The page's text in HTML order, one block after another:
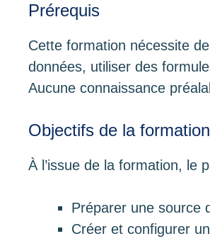
Prérequis
Cette formation nécessite
données, utiliser des
Aucune connaissance
Objectifs de la formation
À l’issue de la formation, le
Préparer une source
Créer et configurer